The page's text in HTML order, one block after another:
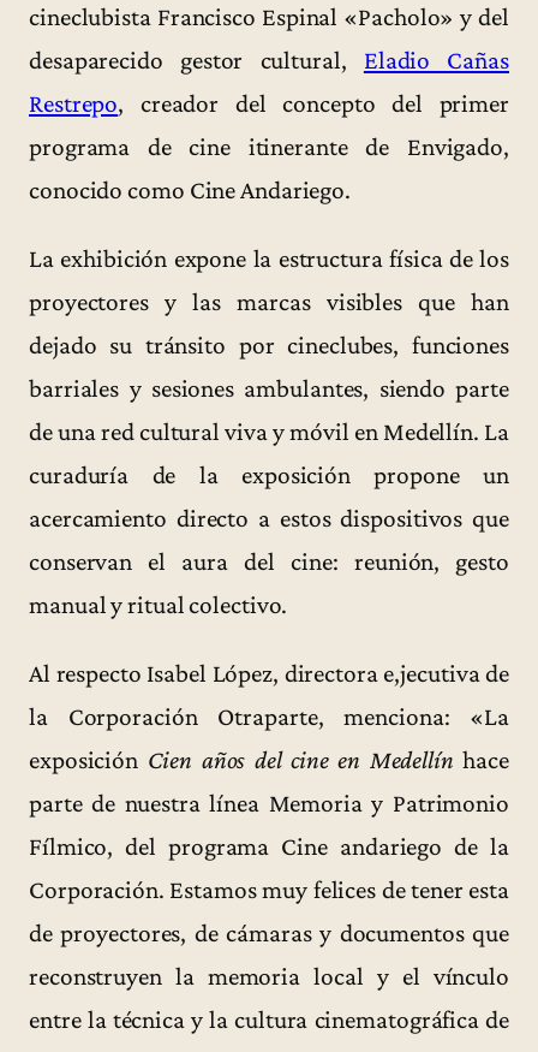
cineclubista Francisco Espinal «Pacholo» y del
desaparecido gestor cultural, Eladio Cañas
Restrepo, creador del concepto del primer
programa de cine itinerante de Envigado,
conocido como Cine Andariego.
La exhibición expone la estructura física de los
proyectores y las marcas visibles que han
dejado su tránsito por cineclubes, funciones
barriales y sesiones ambulantes, siendo parte
de una red cultural viva y móvil en Medellín. La
curaduría de la exposición propone un
acercamiento directo a estos dispositivos que
conservan el aura del cine: reunión, gesto
manual y ritual colectivo.
Al respecto Isabel López, directora e,jecutiva de
la Corporación Otraparte, menciona: «La
exposición Cien años del cine en Medellín hace
parte de nuestra línea Memoria y Patrimonio
Fílmico, del programa Cine andariego de la
Corporación. Estamos muy felices de tener esta
de proyectores, de cámaras y documentos que
reconstruyen la memoria local y el vínculo
entre la técnica y la cultura cinematográfica de